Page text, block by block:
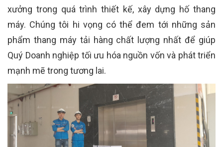
xưởng trong quá trình thiết kế, xây dựng hố thang
máy. Chúng tôi hi vọng có thể đem tới những sản
phẩm thang máy tải hàng chất lượng nhất để giúp
Quý Doanh nghiệp tối ưu hóa nguồn vốn và phát triển
mạnh mẽ trong tương lai.